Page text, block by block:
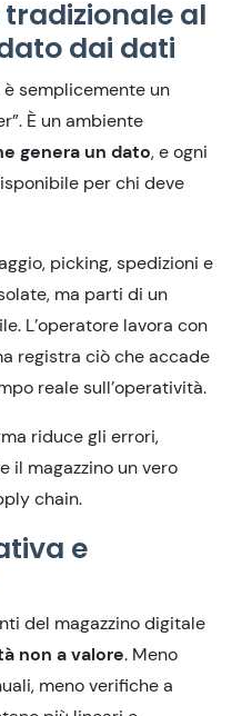
al
dai dati
è semplicemente un
È un ambiente
genera un dato, e ogni
per chi deve
picking, spedizioni e
ma parti di un
L’operatore lavora con
registra ciò che accade
reale sull’operatività.
riduce gli errori,
il magazzino un vero
chain.
e
del magazzino digitale
non a valore. Meno
meno verifiche a